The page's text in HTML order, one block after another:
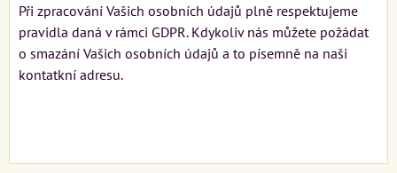
Při zpracování Vašich osobních údajů plně respektujeme
pravidla daná v rámci GDPR. Kdykoliv nás můžete požádat
o smazání Vašich osobních údajů a to písemně na naši
kontatkní adresu.